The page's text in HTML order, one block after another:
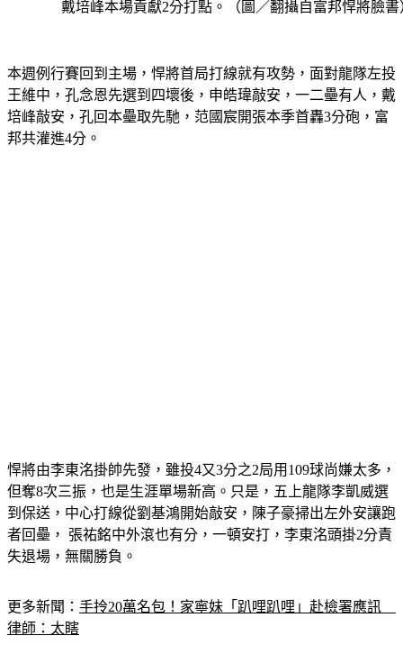
王維中，孔念恩先選到四壞後，申皓瑋敲安，一二壘有人，戴
培峰敲安，孔回本壘取先馳，范國宸開張本季首轟3分砲，富
邦共灌進4分。
但奪8次三振，也是生涯單場新高。只是，五上龍隊李凱威選
到保送，中心打線從劉基鴻開始敲安，陳子豪掃出左外安讓跑
者回壘， 張祐銘中外滾也有分，一頓安打，李東洺頭掛2分責
失退場，無關勝負。
律師：太瞎